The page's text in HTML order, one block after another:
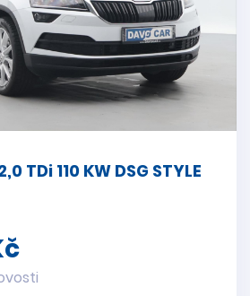
TDi 110 KW DSG STYLE